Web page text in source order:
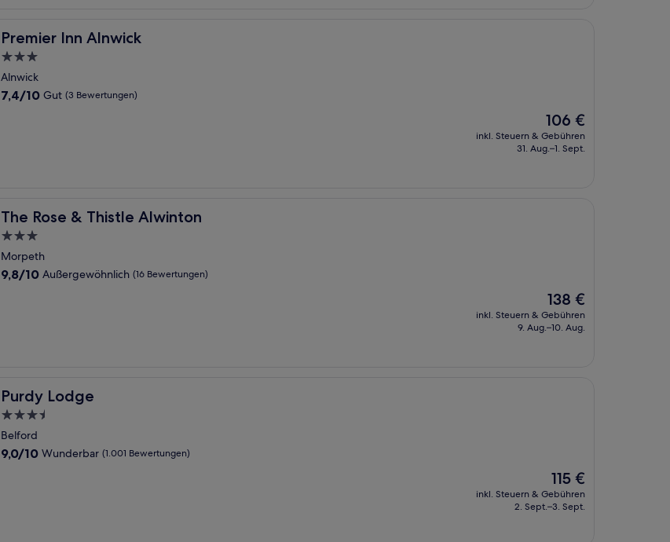
Premier Inn Alnwick
Premier Inn Alnwick
3.0-
Sterne-
Unterkunft
Alnwick
7.4
7,4/10 Gut (3 Bewertungen)
Der
Preis
beträgt
106 €
inkl. Steuern & Gebühren
31. Aug.–1. Sept.
The Rose & Thistle Alwinton
The Rose & Thistle Alwinton
3.0-
Sterne-
Unterkunft
Morpeth
9.8
9,8/10 Außergewöhnlich (16 Bewertungen)
Der
Preis
beträgt
138 €
inkl. Steuern & Gebühren
9. Aug.–10. Aug.
Purdy Lodge
Purdy Lodge
3.5-
Sterne-
Unterkunft
Belford
9.0
9,0/10 Wunderbar (1.001 Bewertungen)
Der
Preis
beträgt
115 €
inkl. Steuern & Gebühren
2. Sept.–3. Sept.